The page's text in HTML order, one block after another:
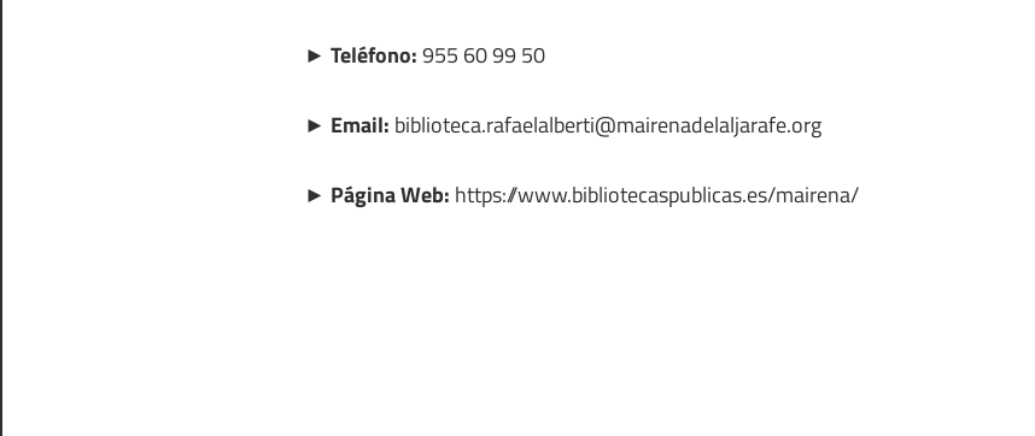
► Teléfono:955 60 99 50
► Email: biblioteca.rafaelalberti@mairenadelaljarafe.org
► Página Web: https://www.bibliotecaspublicas.es/mairena/